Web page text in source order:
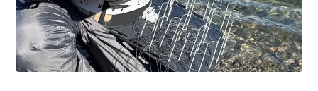
マイアカウント